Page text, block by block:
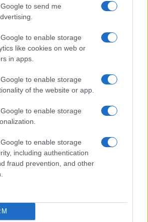
to send me
to enable storage
like cookies on web or
in apps.
to enable storage
of the website or app.
to enable storage
to enable storage
including authentication
fraud prevention, and other
il colore dei capelli in estate:
di Aldo Coppola
2026